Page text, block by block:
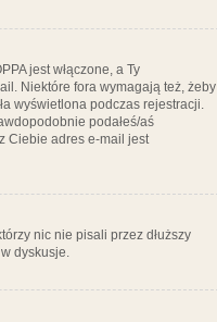
jest włączone, a Ty
Niektóre fora wymagają też, żeby
wyświetlona podczas rejestracji.
podałeś/aś
Ciebie adres e-mail jest
nic nie pisali przez dłuższy
dyskusje.